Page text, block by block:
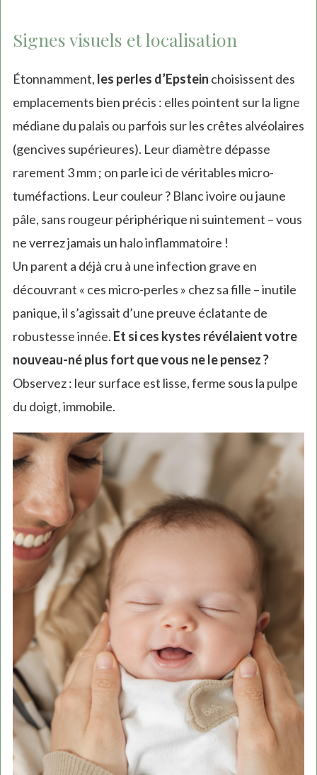
Signes visuels et localisation
Étonnamment, les perles d’Epstein choisissent des
emplacements bien précis : elles pointent sur la ligne
médiane du palais ou parfois sur les crêtes alvéolaires
(gencives supérieures). Leur diamètre dépasse
rarement 3 mm ; on parle ici de véritables micro-
tuméfactions. Leur couleur ? Blanc ivoire ou jaune
pâle, sans rougeur périphérique ni suintement – vous
ne verrez jamais un halo inflammatoire !
Un parent a déjà cru à une infection grave en
découvrant « ces micro-perles » chez sa fille – inutile
panique, il s’agissait d’une preuve éclatante de
robustesse innée. Et si ces kystes révélaient votre
nouveau-né plus fort que vous ne le pensez ?
Observez : leur surface est lisse, ferme sous la pulpe
du doigt, immobile.